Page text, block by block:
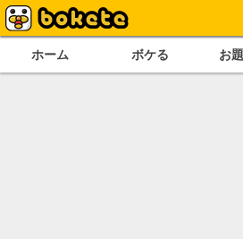
ホーム ボケる お